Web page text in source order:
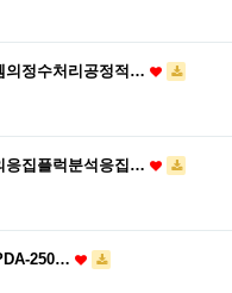
의정수처리공정적…
응집플럭분석응집…
250…